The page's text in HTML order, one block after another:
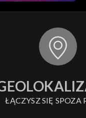
ŁĄCZYSZ SIĘ SPOZA